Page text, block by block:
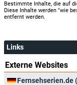
Bestimmte Inhalte, die auf
Diese Inhalte werden "wie
entfernt werden.
Links
Externe Websites
Fernsehserien.de